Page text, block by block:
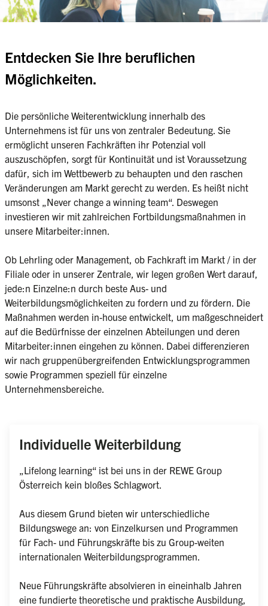
Entdecken Sie Ihre beruflichen
Möglichkeiten.
Die persönliche Weiterentwicklung innerhalb des
Unternehmens ist für uns von zentraler Bedeutung. Sie
ermöglicht unseren Fachkräften ihr Potenzial voll
auszuschöpfen, sorgt für Kontinuität und ist Voraussetzung
dafür, sich im Wettbewerb zu behaupten und den raschen
Veränderungen am Markt gerecht zu werden. Es heißt nicht
umsonst „Never change a winning team“. Deswegen
investieren wir mit zahlreichen Fortbildungsmaßnahmen in
unsere Mitarbeiter:innen.
Ob Lehrling oder Management, ob Fachkraft im Markt / in der
Filiale oder in unserer Zentrale, wir legen großen Wert darauf,
jede:n Einzelne:n durch beste Aus- und
Weiterbildungsmöglichkeiten zu fordern und zu fördern. Die
Maßnahmen werden in-house entwickelt, um maßgeschneidert
auf die Bedürfnisse der einzelnen Abteilungen und deren
Mitarbeiter:innen eingehen zu können. Dabei differenzieren
wir nach gruppenübergreifenden Entwicklungsprogrammen
sowie Programmen speziell für einzelne
Unternehmensbereiche.
Individuelle Weiterbildung
„Lifelong learning“ ist bei uns in der REWE Group
Österreich kein bloßes Schlagwort.
Aus diesem Grund bieten wir unterschiedliche
Bildungswege an: von Einzelkursen und Programmen
für Fach- und Führungskräfte bis zu Group-weiten
internationalen Weiterbildungsprogrammen.
Neue Führungskräfte absolvieren in eineinhalb Jahren
eine fundierte theoretische und praktische Ausbildung,